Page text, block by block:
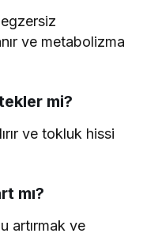
ve metabolizma
mi?
ve tokluk hissi
mı?
artırmak ve